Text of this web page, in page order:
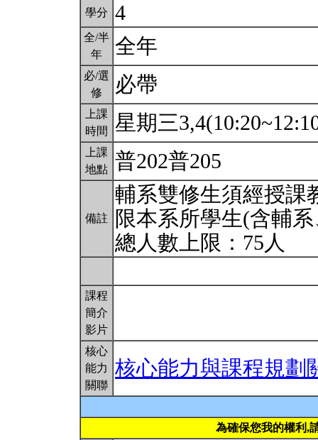
學分 4
全/半
年
全年
必/選
修
必帶
上課
時間
星期三
上課
地點 普202普205
備註
輔系雙修生須經授課
限本系所學生(含輔
總人數上限：75人
課程
簡介
影片
核心
能力
關聯
核心能力與課程規劃
為確保您我的權利,